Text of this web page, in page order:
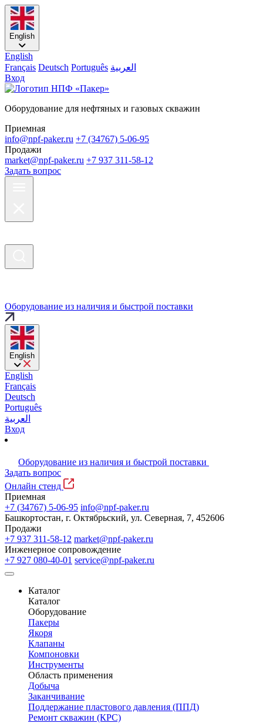
English
English
Français Deutsch Português العربية
Вход
Оборудование для нефтяных и газовых скважин
Приемная
info@npf-paker.ru +7 (34767) 5-06-95
Продажи
market@npf-paker.ru +7 937 311-58-12
Задать вопрос
Оборудование из наличия и быстрой поставки
English
English
Français
Deutsch
Português
العربية
Вход
Оборудование из наличия и быстрой поставки
Задать вопрос
Онлайн стенд
Приемная
+7 (34767) 5-06-95 info@npf-paker.ru
Башкортостан, г. Октябрьский, ул. Северная, 7, 452606
Продажи
+7 937 311-58-12 market@npf-paker.ru
Инженерное сопровождение
+7 927 080-40-01 service@npf-paker.ru
Каталог
Каталог
Оборудование
Пакеры
Якоря
Клапаны
Компоновки
Инструменты
Область применения
Добыча
Заканчивание
Поддержание пластового давления (ППД)
Ремонт скважин (КРС)